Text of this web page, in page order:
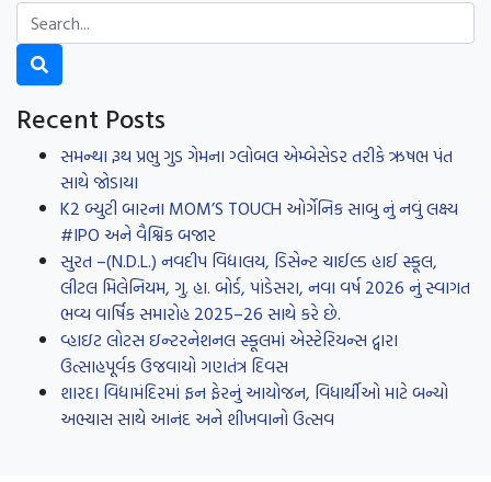
Recent Posts
સમન્થા રૂથ પ્રભુ ગુડ ગેમના ગ્લોબલ એમ્બેસેડર તરીકે ઋષભ પંત
સાથે જોડાયા
K2 બ્યુટી બારના MOM’S TOUCH ઓર્ગેનિક સાબુ નું નવું લક્ષ્ય
#IPO અને વૈશ્વિક બજાર
સુરત –(N.D.L.) નવદીપ વિદ્યાલય, ડિસેન્ટ ચાઈલ્ડ હાઈ સ્કૂલ,
લીટલ મિલેનિયમ, ગુ. હા. બોર્ડ, પાંડેસરા, નવા વર્ષ 2026 નું સ્વાગત
ભવ્ય વાર્ષિક સમારોહ 2025–26 સાથે કરે છે.
વ્હાઇટ લોટસ ઇન્ટરનેશનલ સ્કૂલમાં એસ્ટેરિયન્સ દ્વારા
ઉત્સાહપૂર્વક ઉજવાયો ગણતંત્ર દિવસ
શારદા વિદ્યામંદિરમાં ફન ફેરનું આયોજન, વિધાર્થીઓ માટે બન્યો
અભ્યાસ સાથે આનંદ અને શીખવાનો ઉત્સવ